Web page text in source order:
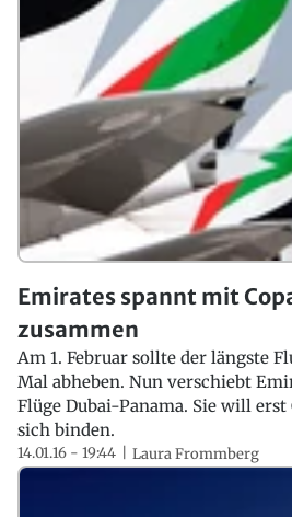
Emirates spannt mit
zusammen
Am 1. Februar sollte der längste
Mal abheben. Nun verschiebt
Flüge Dubai-Panama. Sie will
sich binden.
14.01.16 - 19:44 Laura Frommberg